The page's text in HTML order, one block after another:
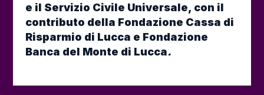
e il Servizio Civile Universale, con il
contributo della Fondazione Cassa di
Risparmio di Lucca e Fondazione
Banca del Monte di Lucca.